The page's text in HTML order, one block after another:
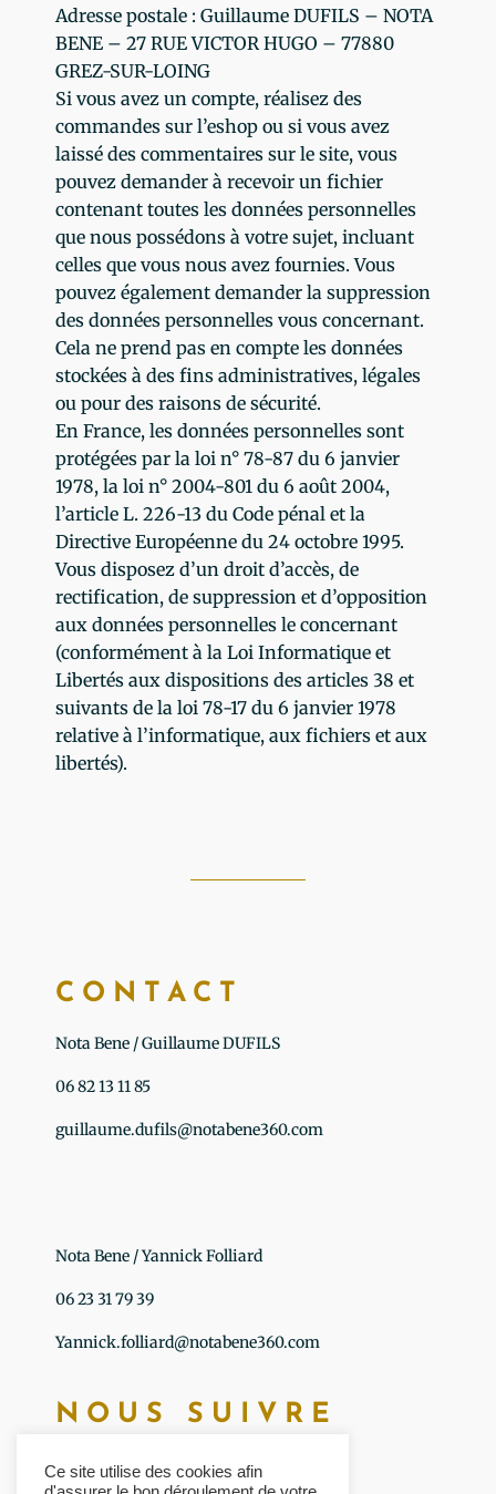
Adresse postale : Guillaume DUFILS – NOTA
BENE – 27 RUE VICTOR HUGO – 77880
GREZ-SUR-LOING
Si vous avez un compte, réalisez des
commandes sur l’eshop ou si vous avez
laissé des commentaires sur le site, vous
pouvez demander à recevoir un fichier
contenant toutes les données personnelles
que nous possédons à votre sujet, incluant
celles que vous nous avez fournies. Vous
pouvez également demander la suppression
des données personnelles vous concernant.
Cela ne prend pas en compte les données
stockées à des fins administratives, légales
ou pour des raisons de sécurité.
En France, les données personnelles sont
protégées par la loi n° 78-87 du 6 janvier
1978, la loi n° 2004-801 du 6 août 2004,
l’article L. 226-13 du Code pénal et la
Directive Européenne du 24 octobre 1995.
Vous disposez d’un droit d’accès, de
rectification, de suppression et d’opposition
aux données personnelles le concernant
(conformément à la Loi Informatique et
Libertés aux dispositions des articles 38 et
suivants de la loi 78-17 du 6 janvier 1978
relative à l’informatique, aux fichiers et aux
libertés).
CONTACT
Nota Bene / Guillaume DUFILS
06 82 13 11 85
guillaume.dufils@notabene360.com
Nota Bene / Yannick Folliard
06 23 31 79 39
Yannick.folliard@notabene360.com
NOUS SUIVRE
Ce site utilise des cookies afin